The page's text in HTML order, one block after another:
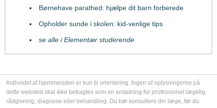
Børnehave parathed: hjælpe dit barn forberede
Opholder sunde i skolen: kid-venlige tips
se alle i Elementær studerende
Indholdet af hjemmesiden er kun til orientering. Ingen af oplysningerne på
dette websted skal ikke betragtes som en erstatning for professionel lægelig
rådgivning, diagnose eller behandling. Du bør konsultere din læge, før du